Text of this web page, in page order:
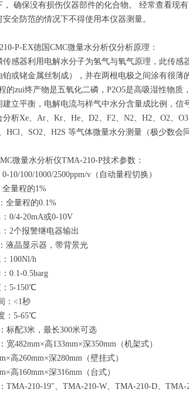
， 确保没有损伤仪器部件的化合物。 经常查看现
全防范的情况下不得使用本仪器测量。
P-EX德国CMC微量水分析仪分析原理：
器利用电解水分子为氢气与氧气原理，此传感
铂或铑金属丝制成），并在两根电极之间涂有很
的zui终产物是五氧化二磷，P2O5是高吸湿性物
立平衡，电解电流与样气中水分含量成比例，信
Xe、Ar、Kr、He、D2、F2、N2、H2、O2、O3
HCl、SO2、H2S 等气体微量水分测量（极少数会
微量水分析仪TMA-210-P技术参数：
100/1000/2500ppm/v（自动量程切换）
程的1%
量程的0.1%
4-20mA或0-10V
个报警继电器输出
晶显示器，带背景光
100Nl/h
0.5barg
5-150℃
<1秒
5-65℃
3米，最长300米可选
高133mm×深350mm（机架式）
260mm×深280mm（壁挂式）
160mm×深316mm（台式）
210-19"、TMA-210-W、TMA-210-D、TMA-